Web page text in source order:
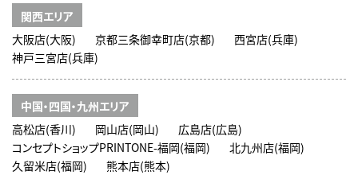
関西エリア
大阪店(大阪)
京都三条御幸町店(京都)
西宮店(兵庫)
神戸三宮店(兵庫)
中国・四国・九州エリア
高松店(香川)
岡山店(岡山)
広島店(広島)
コンセプトショップPRINTONE-福岡(福岡)
北九州店(福岡)
久留米店(福岡)
熊本店(熊本)